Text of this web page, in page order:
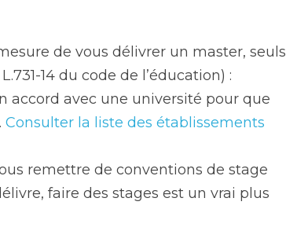
de vous délivrer un master, seuls
14 du code de l’éducation) :
accord avec une université pour que
Consulter la liste des établissements
remettre de conventions de stage
faire des stages est un vrai plus